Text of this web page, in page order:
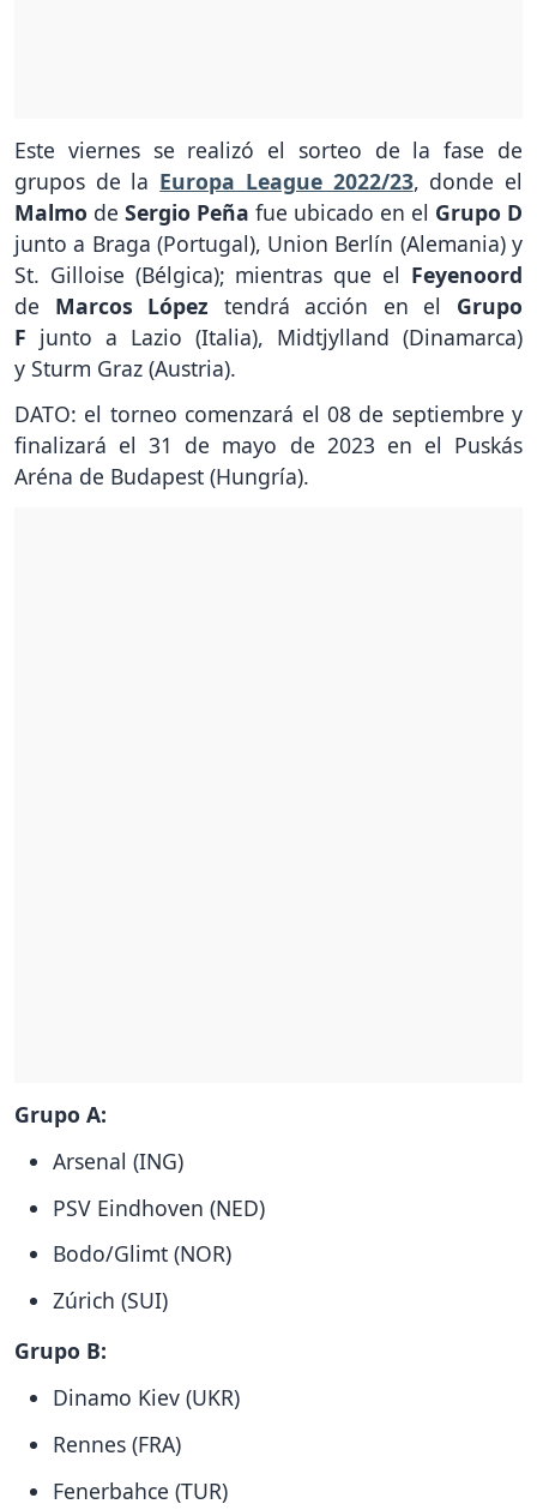
Este viernes se realizó el sorteo de la fase de
grupos de la Europa League 2022/23, donde el
Malmo de Sergio Peña fue ubicado en el Grupo D
junto a Braga (Portugal), Union Berlín (Alemania) y
St. Gilloise (Bélgica); mientras que el Feyenoord
de Marcos López tendrá acción en el Grupo
F junto a Lazio (Italia), Midtjylland (Dinamarca)
y Sturm Graz (Austria).
DATO: el torneo comenzará el 08 de septiembre y
finalizará el 31 de mayo de 2023 en el Puskás
Aréna de Budapest (Hungría).
Grupo A:
Arsenal (ING)
PSV Eindhoven (NED)
Bodo/Glimt (NOR)
Zúrich (SUI)
Grupo B:
Dinamo Kiev (UKR)
Rennes (FRA)
Fenerbahce (TUR)